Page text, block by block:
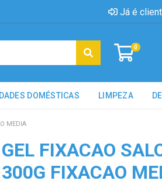
Já é
0
DOMÉSTICAS LIMPEZA
MEDIA
GEL FIXACAO
300G FIXACAO